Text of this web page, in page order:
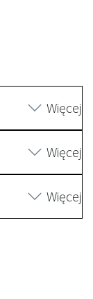
Więcej
Więcej
Więcej